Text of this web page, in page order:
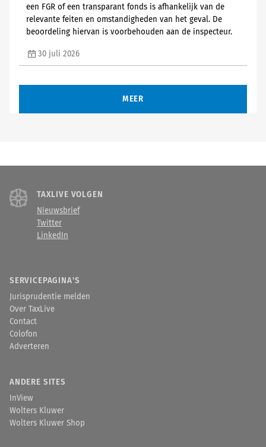
een FGR of een transparant fonds is afhankelijk van de
relevante feiten en omstandigheden van het geval. De
beoordeling hiervan is voorbehouden aan de inspecteur.
30 juli 2026
MEER
TAXLIVE VOLGEN
Nieuwsbrief
Twitter
LinkedIn
SERVICEPAGINA'S
Jurisprudentie melden
Over TaxLive
Contact
Colofon
Adverteren
ANDERE SITES
InView
Wolters Kluwer
Wolters Kluwer Shop